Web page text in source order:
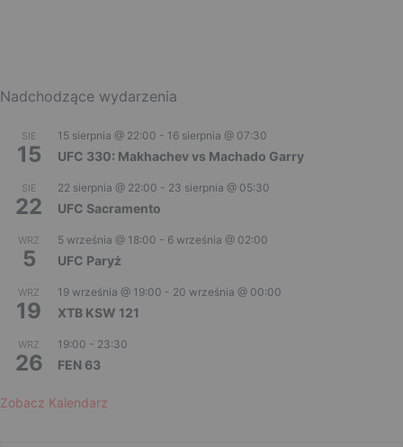
Nadchodzące wydarzenia
SIE
15
15 sierpnia @ 22:00 - 16 sierpnia @ 07:30
UFC 330: Makhachev vs Machado Garry
SIE
22
22 sierpnia @ 22:00 - 23 sierpnia @ 05:30
UFC Sacramento
WRZ
5
5 września @ 18:00 - 6 września @ 02:00
UFC Paryż
WRZ
19
19 września @ 19:00 - 20 września @ 00:00
XTB KSW 121
WRZ
26
19:00 - 23:30
FEN 63
Zobacz Kalendarz